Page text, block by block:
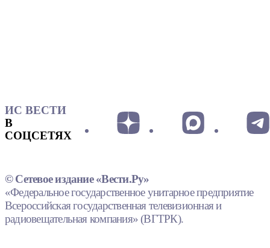
ИС ВЕСТИ
В
СОЦСЕТЯХ
© Сетевое издание «Вести.Ру»
«Федеральное государственное унитарное предприятие
Всероссийская государственная телевизионная и
радиовещательная компания» (ВГТРК).